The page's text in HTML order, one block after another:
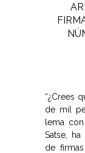
“¿Crees
de mil
lema
Satse,
de